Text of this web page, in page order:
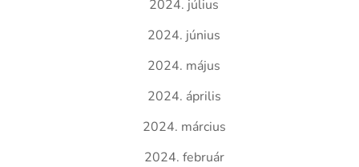
2024. július
2024. június
2024. május
2024. április
2024. március
2024. február